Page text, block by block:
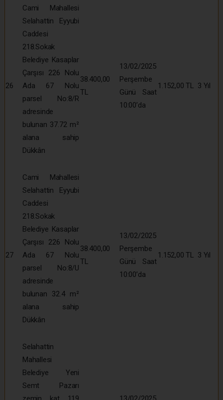
26
Cami Mahallesi
Selahattin Eyyubi
Caddesi
218.Sokak
Belediye Kasaplar
Çarşısı 226 Nolu
Ada 67 Nolu
parsel No:8/R
adresinde
bulunan 37.72 m²
alana sahip
Dükkân
38.400,00
TL
13/02/2025
Perşembe
Günü Saat
10:00’da
1.152,00 TL 3 Yıl
27
Cami Mahallesi
Selahattin Eyyubi
Caddesi
218.Sokak
Belediye Kasaplar
Çarşısı 226 Nolu
Ada 67 Nolu
parsel No:8/U
adresinde
bulunan 32.4 m²
alana sahip
Dükkân
38.400,00
TL
13/02/2025
Perşembe
Günü Saat
10:00’da
1.152,00 TL 3 Yıl
Selahattin
Mahallesi
Belediye Yeni
Semt Pazarı